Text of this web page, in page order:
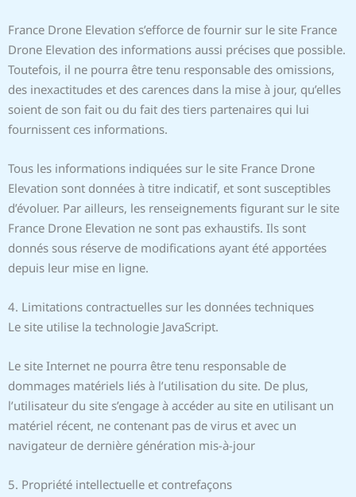
France Drone Elevation s’efforce de fournir sur le site France
Drone Elevation des informations aussi précises que possible.
Toutefois, il ne pourra être tenu responsable des omissions,
des inexactitudes et des carences dans la mise à jour, qu’elles
soient de son fait ou du fait des tiers partenaires qui lui
fournissent ces informations.
Tous les informations indiquées sur le site France Drone
Elevation sont données à titre indicatif, et sont susceptibles
d’évoluer. Par ailleurs, les renseignements figurant sur le site
France Drone Elevation ne sont pas exhaustifs. Ils sont
donnés sous réserve de modifications ayant été apportées
depuis leur mise en ligne.
4. Limitations contractuelles sur les données techniques
Le site utilise la technologie JavaScript.
Le site Internet ne pourra être tenu responsable de
dommages matériels liés à l’utilisation du site. De plus,
l’utilisateur du site s’engage à accéder au site en utilisant un
matériel récent, ne contenant pas de virus et avec un
navigateur de dernière génération mis-à-jour
5. Propriété intellectuelle et contrefaçons